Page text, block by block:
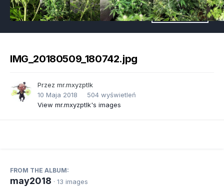
IMG_20180509_180742.jpg
Przez mr.mxyzptlk
10 Maja 2018
504 wyświetleń
View mr.mxyzptlk's images
FROM THE ALBUM:
may2018 · 13 images